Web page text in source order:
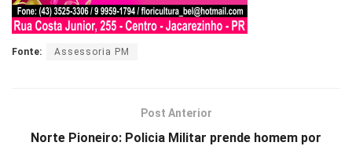
Fonte: Assessoria PM
Post Anterior
Norte Pioneiro: Policia Militar prende homem por